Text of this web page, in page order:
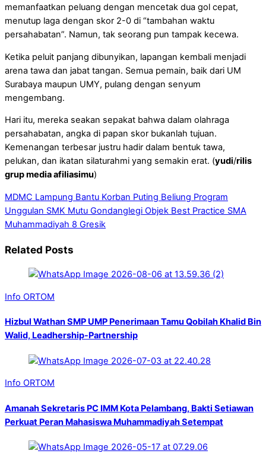
memanfaatkan peluang dengan mencetak dua gol cepat,
menutup laga dengan skor 2-0 di “tambahan waktu
persahabatan”. Namun, tak seorang pun tampak kecewa.
Ketika peluit panjang dibunyikan, lapangan kembali menjadi
arena tawa dan jabat tangan. Semua pemain, baik dari UM
Surabaya maupun UMY, pulang dengan senyum
mengembang.
Hari itu, mereka seakan sepakat bahwa dalam olahraga
persahabatan, angka di papan skor bukanlah tujuan.
Kemenangan terbesar justru hadir dalam bentuk tawa,
pelukan, dan ikatan silaturahmi yang semakin erat. (yudi/rilis
grup media afiliasimu)
MDMC Lampung Bantu Korban Puting Beliung Program
Unggulan SMK Mutu Gondanglegi Objek Best Practice SMA
Muhammadiyah 8 Gresik
Related Posts
Info ORTOM
Hizbul Wathan SMP UMP Penerimaan Tamu Qobilah Khalid Bin
Walid, Leadhership-Partnership
Info ORTOM
Amanah Sekretaris PC IMM Kota Pelambang, Bakti Setiawan
Perkuat Peran Mahasiswa Muhammadiyah Setempat